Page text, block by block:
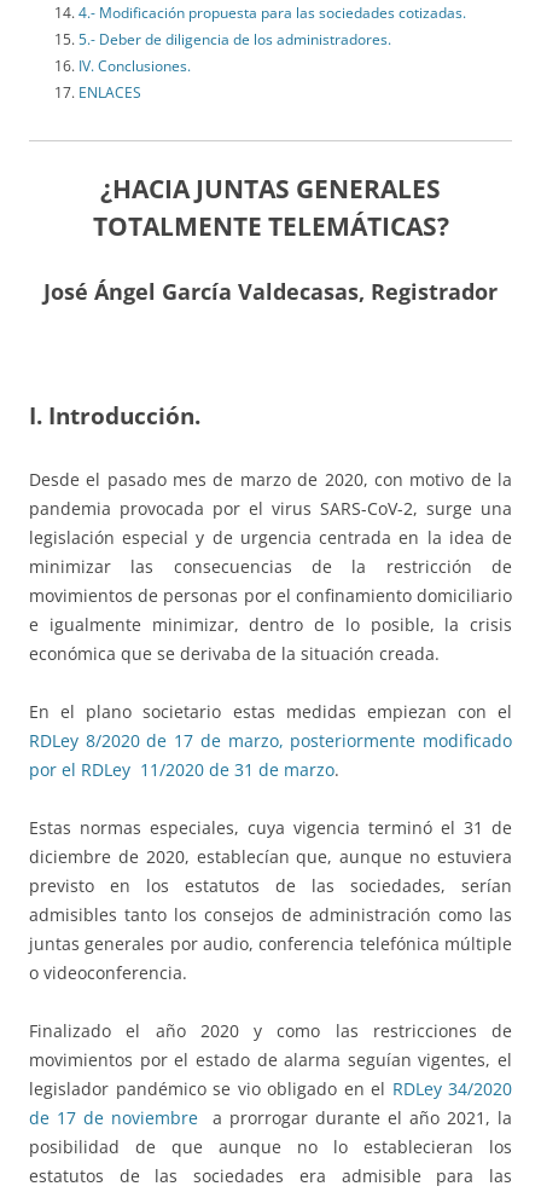
4.- Modificación propuesta para las sociedades cotizadas.
5.- Deber de diligencia de los administradores.
IV. Conclusiones.
ENLACES
¿HACIA JUNTAS GENERALES
TOTALMENTE TELEMÁTICAS?
José Ángel García Valdecasas, Registrador
I. Introducción.
Desde el pasado mes de marzo de 2020, con motivo de la
pandemia provocada por el virus SARS-CoV-2, surge una
legislación especial y de urgencia centrada en la idea de
minimizar las consecuencias de la restricción de
movimientos de personas por el confinamiento domiciliario
e igualmente minimizar, dentro de lo posible, la crisis
económica que se derivaba de la situación creada.
En el plano societario estas medidas empiezan con el
RDLey 8/2020 de 17 de marzo, posteriormente modificado
por el RDLey 11/2020 de 31 de marzo.
Estas normas especiales, cuya vigencia terminó el 31 de
diciembre de 2020, establecían que, aunque no estuviera
previsto en los estatutos de las sociedades, serían
admisibles tanto los consejos de administración como las
juntas generales por audio, conferencia telefónica múltiple
o videoconferencia.
Finalizado el año 2020 y como las restricciones de
movimientos por el estado de alarma seguían vigentes, el
legislador pandémico se vio obligado en el RDLey 34/2020
de 17 de noviembre a prorrogar durante el año 2021, la
posibilidad de que aunque no lo establecieran los
estatutos de las sociedades era admisible para las